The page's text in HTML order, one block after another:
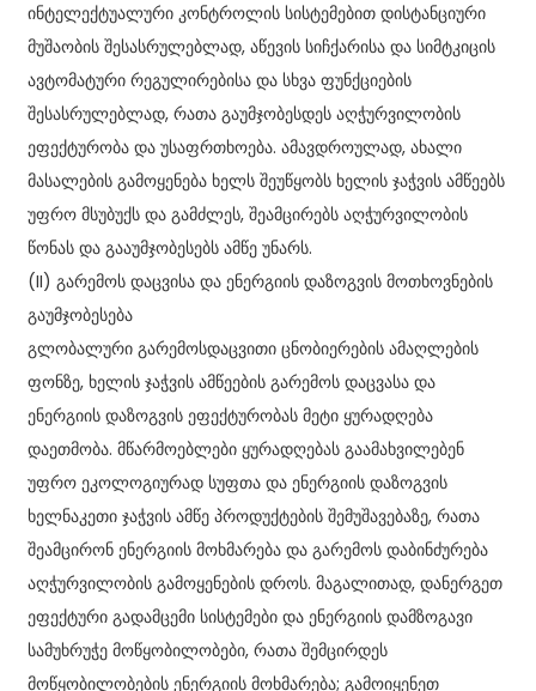
ინტელექტუალური კონტროლის სისტემებით დისტანციური
მუშაობის შესასრულებლად, აწევის სიჩქარისა და სიმტკიცის
ავტომატური რეგულირებისა და სხვა ფუნქციების
შესასრულებლად, რათა გაუმჯობესდეს აღჭურვილობის
ეფექტურობა და უსაფრთხოება. ამავდროულად, ახალი
მასალების გამოყენება ხელს შეუწყობს ხელის ჯაჭვის ამწეებს
უფრო მსუბუქს და გამძლეს, შეამცირებს აღჭურვილობის
წონას და გააუმჯობესებს ამწე უნარს.
(II) გარემოს დაცვისა და ენერგიის დაზოგვის მოთხოვნების
გაუმჯობესება
გლობალური გარემოსდაცვითი ცნობიერების ამაღლების
ფონზე, ხელის ჯაჭვის ამწეების გარემოს დაცვასა და
ენერგიის დაზოგვის ეფექტურობას მეტი ყურადღება
დაეთმობა. მწარმოებლები ყურადღებას გაამახვილებენ
უფრო ეკოლოგიურად სუფთა და ენერგიის დაზოგვის
ხელნაკეთი ჯაჭვის ამწე პროდუქტების შემუშავებაზე, რათა
შეამცირონ ენერგიის მოხმარება და გარემოს დაბინძურება
აღჭურვილობის გამოყენების დროს. მაგალითად, დანერგეთ
ეფექტური გადამცემი სისტემები და ენერგიის დამზოგავი
სამუხრუჭე მოწყობილობები, რათა შემცირდეს
მოწყობილობების ენერგიის მოხმარება; გამოიყენეთ